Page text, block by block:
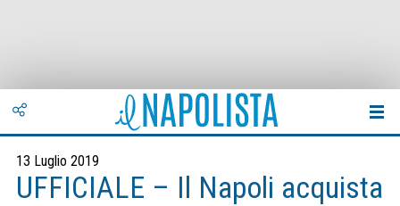
13 Luglio 2019
UFFICIALE – Il Napoli acquista